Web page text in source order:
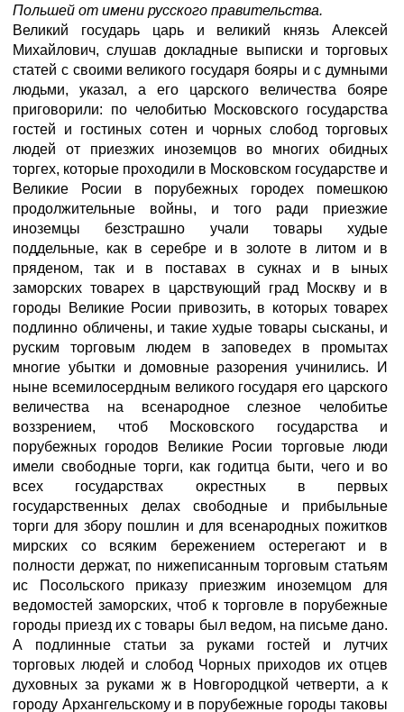
Польшей от имени русского правительства.
Великий государь царь и великий князь Алексей
Михайлович, слушав докладные выписки и торговых
статей с своими великого государя бояры и с думными
людьми, указал, а его царского величества бояре
приговорили: по челобитью Московского государства
гостей и гостиных сотен и чорных слобод торговых
людей от приезжих иноземцов во многих обидных
торгех, которые проходили в Московском государстве и
Великие Росии в порубежных городех помешкою
продолжительные войны, и того ради приезжие
иноземцы безстрашно учали товары худые
поддельные, как в серебре и в золоте в литом и в
пряденом, так и в поставах в сукнах и в ыных
заморских товарех в царствующий град Москву и в
городы Великие Росии привозить, в которых товарех
подлинно обличены, и такие худые товары сысканы, и
руским торговым людем в заповедех в промытах
многие убытки и домовные разорения учинились. И
ныне всемилосердным великого государя его царского
величества на всенародное слезное челобитье
воззрением, чтоб Московского государства и
порубежных городов Великие Росии торговые люди
имели свободные торги, как годитца быти, чего и во
всех государствах окрестных в первых
государственных делах свободные и прибыльные
торги для збору пошлин и для всенародных пожитков
мирских со всяким бережением остерегают и в
полности держат, по нижеписанным торговым статьям
ис Посольского приказу приезжим иноземцом для
ведомостей заморских, чтоб к торговле в порубежные
городы приезд их с товары был ведом, на письме дано.
А подлинные статьи за руками гостей и лутчих
торговых людей и слобод Чорных приходов их отцев
духовных за руками ж в Новгородцкой четверти, а к
городу Архангельскому и в порубежные городы таковы